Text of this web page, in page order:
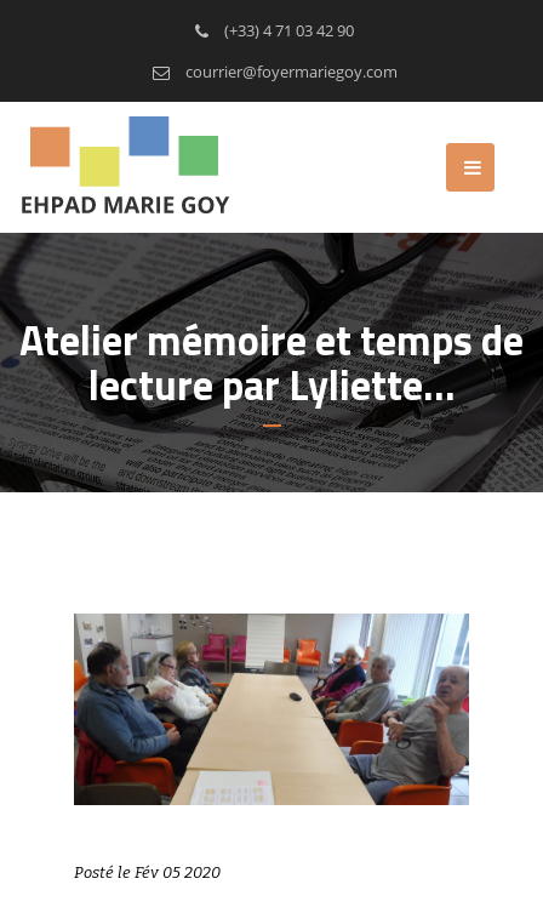
(+33) 4 71 03 42 90
courrier@foyermariegoy.com
Atelier mémoire et temps de
lecture par Lyliette…
Posté le Fév 05 2020